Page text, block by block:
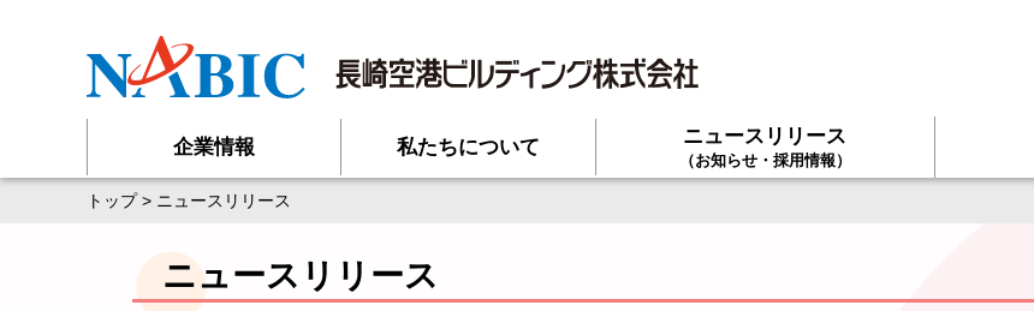
企業情報 私たちについて ニュースリリース
（お知らせ・採用情報）
トップ> ニュースリリース
ニュースリリース